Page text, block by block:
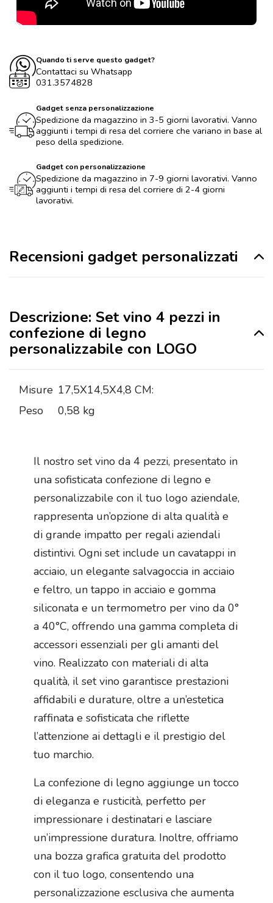
Quando ti serve questo gadget?
Contattaci su Whatsapp
031.3574828
Gadget senza personalizzazione
Spedizione da magazzino in 3-5 giorni lavorativi. Vanno
aggiunti i tempi di resa del corriere che variano in base al
peso della spedizione.
Gadget con personalizzazione
Spedizione da magazzino in 7-9 giorni lavorativi. Vanno
aggiunti i tempi di resa del corriere di 2-4 giorni
lavorativi.
Recensioni gadget personalizzati
Descrizione: Set vino 4 pezzi in
confezione di legno
personalizzabile con LOGO
Misure 17,5X14,5X4,8 CM:
Peso
0,58 kg
Il nostro set vino da 4 pezzi, presentato in
una sofisticata confezione di legno e
personalizzabile con il tuo logo aziendale,
rappresenta un’opzione di alta qualità e
di grande impatto per regali aziendali
distintivi. Ogni set include un cavatappi in
acciaio, un elegante salvagoccia in acciaio
e feltro, un tappo in acciaio e gomma
siliconata e un termometro per vino da 0°
a 40°C, offrendo una gamma completa di
accessori essenziali per gli amanti del
vino. Realizzato con materiali di alta
qualità, il set vino garantisce prestazioni
affidabili e durature, oltre a un’estetica
raffinata e sofisticata che riflette
l’attenzione ai dettagli e il prestigio del
tuo marchio.
La confezione di legno aggiunge un tocco
di eleganza e rusticità, perfetto per
impressionare i destinatari e lasciare
un’impressione duratura. Inoltre, offriamo
una bozza grafica gratuita del prodotto
con il tuo logo, consentendo una
personalizzazione esclusiva che aumenta